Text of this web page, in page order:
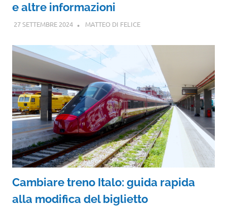
e altre informazioni
27 SETTEMBRE 2024 MATTEO DI FELICE
Cambiare treno Italo: guida rapida
alla modifica del biglietto